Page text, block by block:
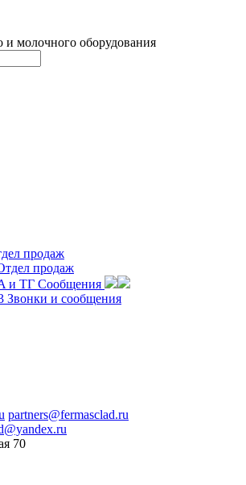
молочного оборудования
продаж
продаж
и ТГ Сообщения
Звонки и сообщения
partners@fermasclad.ru
70